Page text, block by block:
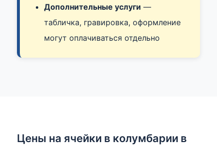
Дополнительные услуги —
табличка, гравировка, оформление
могут оплачиваться отдельно
Цены на ячейки в колумбарии в